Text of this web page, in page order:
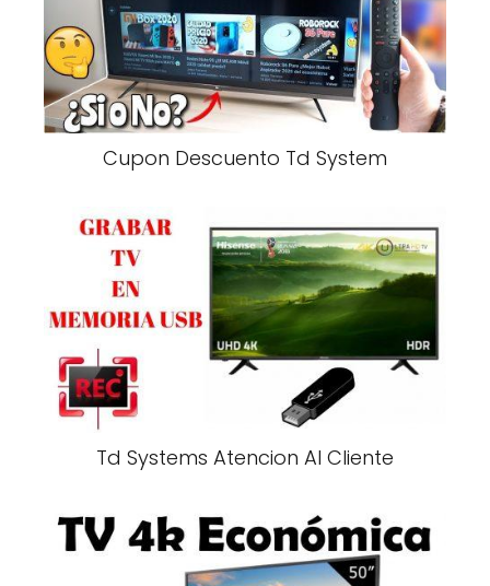
Cupon Descuento Td System
Td Systems Atencion Al Cliente